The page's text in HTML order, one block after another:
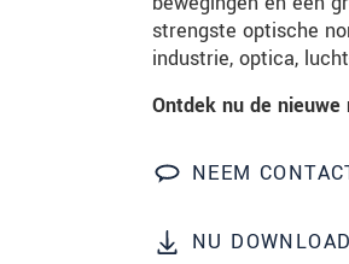
strengste optische
industrie, optica,
Ontdek nu de
NEEM
NU
* Verplichte
We behandelen
BERICHT